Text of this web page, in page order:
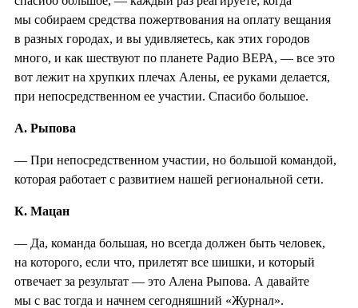
мы собираем средства пожертвования на оплату вещания
в разных городах, и вы удивляетесь, как этих городов
много, и как шествуют по планете Радио ВЕРА, — все это
вот лежит на хрупких плечах Алены, ее руками делается,
при непосредственном ее участии. Спасибо большое.
А. Рыпова
— При непосредственном участии, но большой командой,
которая работает с развитием нашей региональной сети.
К. Мацан
— Да, команда большая, но всегда должен быть человек,
на которого, если что, прилетят все шишки, и который
отвечает за результат — это Алена Рыпова. А давайте
мы с вас тогда и начнем сегодняшний «Журнал».